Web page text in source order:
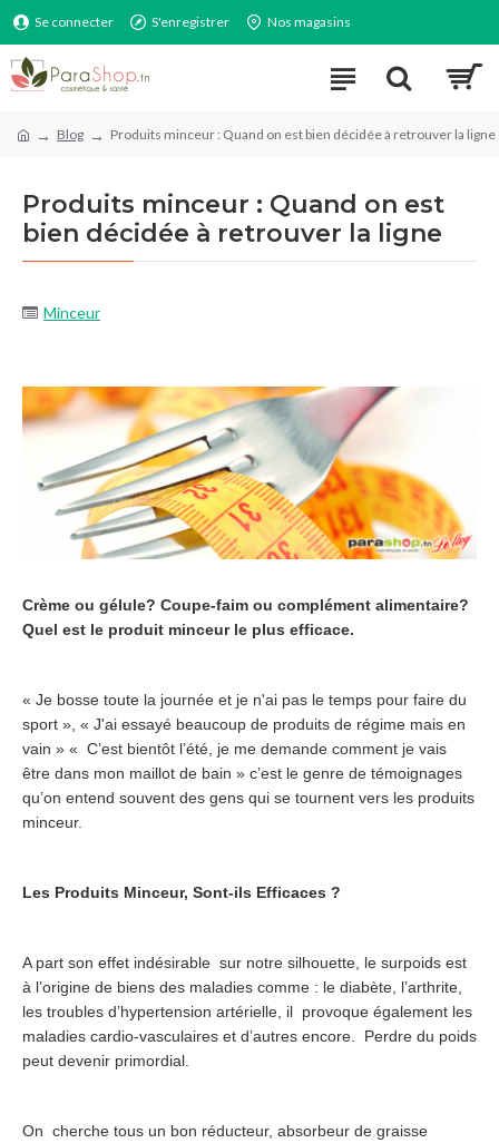
Se connecter S'enregistrer Nos magasins
Blog Produits minceur : Quand on est bien décidée à retrouver la ligne
Produits minceur : Quand on est
bien décidée à retrouver la ligne
Minceur
Crème ou gélule? Coupe-faim ou complément alimentaire?
Quel est le produit minceur le plus efficace.
« Je bosse toute la journée et je n'ai pas le temps pour faire du
sport », « J'ai essayé beaucoup de produits de régime mais en
vain » « C’est bientôt l’été, je me demande comment je vais
être dans mon maillot de bain » c’est le genre de témoignages
qu’on entend souvent des gens qui se tournent vers les produits
minceur.
Les Produits Minceur, Sont-ils Efficaces ?
A part son effet indésirable sur notre silhouette, le surpoids est
à l’origine de biens des maladies comme : le diabète, l’arthrite,
les troubles d’hypertension artérielle, il provoque également les
maladies cardio-vasculaires et d’autres encore. Perdre du poids
peut devenir primordial.
On cherche tous un bon réducteur, absorbeur de graisse